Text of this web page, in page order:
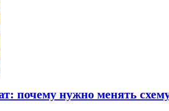
почему нужно менять